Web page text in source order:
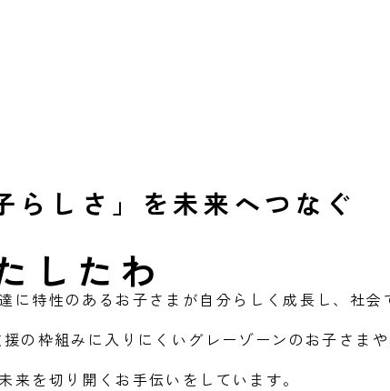
らしさ」を未来へつなぐ
に特性のあるお子さまが自分らしく成長し、社
の枠組みに入りにくいグレーゾーンのお子さま
来を切り開くお手伝いをしています。